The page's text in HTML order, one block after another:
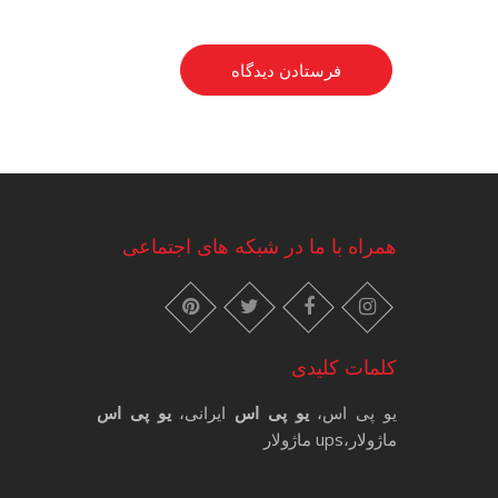
همراه با ما در شبکه های اجتماعی
instagram
facebook
twitter
pinterest
کلمات کلیدی
یو پی اس،یو پی اس ایرانی،یو پی اس
ماژولار،ups ماژولار